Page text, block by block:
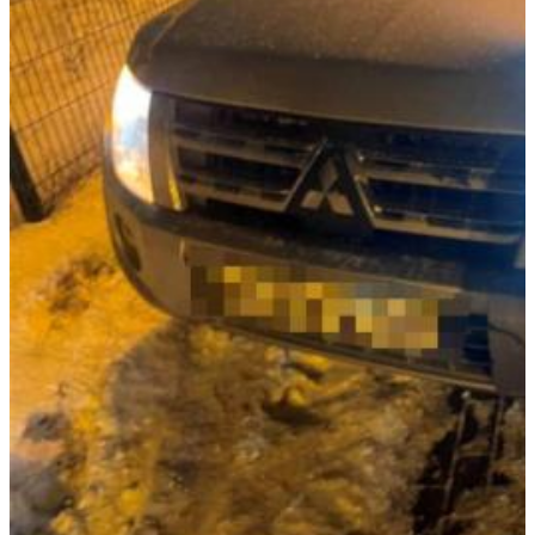
На Самарскую область 9 августа обрушатся гроза, ливень и
град
09.08.2026 | 12:12
В Самаре открыли обновленный стадион филиала ЦСКА
09.08.2026 | 11:49
В самарском парке Гагарина отметили День физкультурника
09.08.2026 | 11:41
В похвистневском парке "Юбилейный" появилась новая
спортплощадка
09.08.2026 | 11:31
Самарца отправили в колонию за похищение телефона и
денег с карты
09.08.2026 | 11:28
В Тольятти спасли подростков на сапборде, которых унесло от
берега
09.08.2026 | 10:56
9 августа на нескольких улицах Самары не будет холодной
воды
09.08.2026 | 10:29
В Самарской области 9 августа около 5 часов действовала
беспилотная опасность
09.08.2026 | 10:24
Врач перечислил полезные для работы мозга продукты
09.08.2026 | 10:05